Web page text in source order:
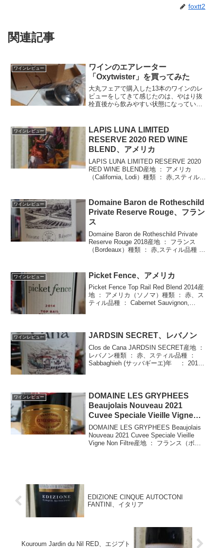
foxtt2
関連記事
ワインレビュー
ワインのエアレーター
「Oxytwister」を買ってみた
大丸フェアで購入した13本のワインのレ
ビューをしてきて感じたのは、やはり抜
栓直後から飲みやすい状態になっている
め、エアレーターを購入しました。実際
に使用してみた感想を書...
ワインレビュー
LAPIS LUNA LIMITED
RESERVE 2020 RED WINE
BLEND、アメリカ
LAPIS LUNA LIMITED RESERVE 2020
RED WINE BLEND産地 ： アメリカ
（California, Lodi）種類 ： 赤,スティル品
ワインレビュー
Domaine Baron de Rotheschild
Private Reserve Rouge、フラン
ス
Domaine Baron de Rotheschild Private
Reserve Rouge 2018産地 ： フランス
（Bordeaux）種類 ： 赤,スティル品種 ：
ワインレビュー Picket Fence、アメリカ
Picket Fence Top Rail Red Blend 2014産
地 ： アメリカ（ソノマ）種類 ： 赤、ス
ティル品種 ： Cabernet Sauvignon,
ワインレビュー JARDSIN SECRET、レバノン
Clos de Cana JARDSIN SECRET産地 ：
レバノン種類 ： 赤、スティル品種 ：
Sabbaghieh (サッバギーエ)年 ： 2012
ワインレビュー
DOMAINE LES GRYPHEES
Beaujolais Nouveau 2021
Cuvee Speciale Vieille Vigne
Non Filtre、フランス
DOMAINE LES GRYPHEES Beaujolais
Nouveau 2021 Cuvee Speciale Vieille
Vigne Non Filtre産地 ： フランス（ボジ
EDIZIONE CINQUE AUTOCTONI
FANTINI、イタリア
Kouroum Jardin du Nil RED、エジプト